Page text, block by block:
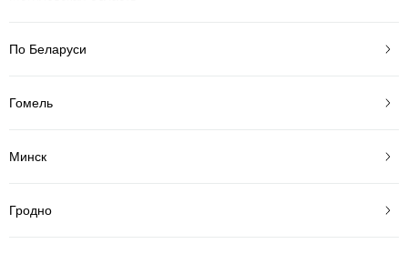
По Беларуси
Гомель
Минск
Гродно